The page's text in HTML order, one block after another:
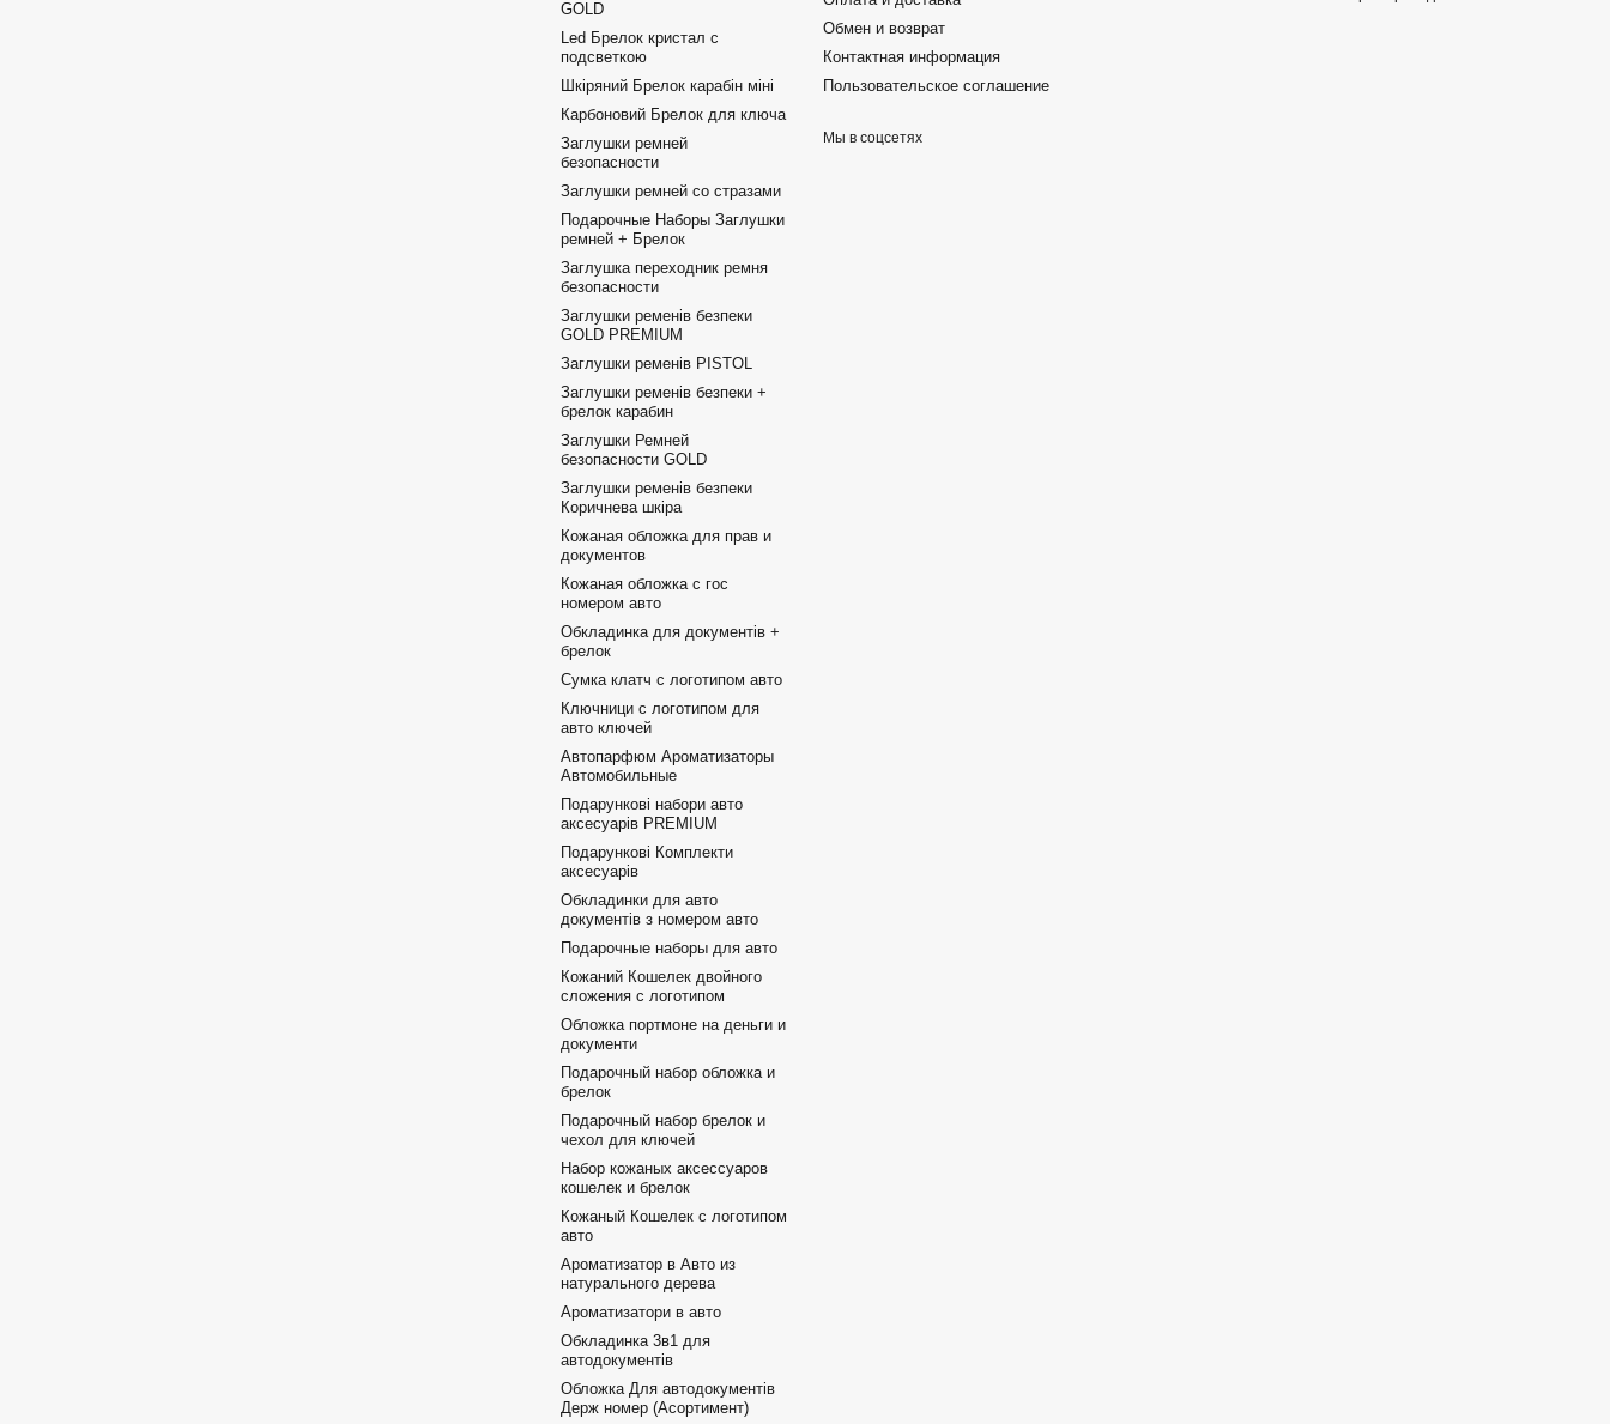
GOLD
Led Брелок кристал с
подсветкою
Шкіряний Брелок карабін міні
Карбоновий Брелок для ключа
Заглушки ремней
безопасности
Заглушки ремней со стразами
Подарочные Наборы Заглушки
ремней + Брелок
Заглушка переходник ремня
безопасности
Заглушки ременів безпеки
GOLD PREMIUM
Заглушки ременів PISTOL
Заглушки ременів безпеки +
брелок карабин
Заглушки Ремней
безопасности GOLD
Заглушки ременів безпеки
Коричнева шкіра
Кожаная обложка для прав и
документов
Кожаная обложка с гос
номером авто
Обкладинка для документів +
брелок
Сумка клатч с логотипом авто
Ключници с логотипом для
авто ключей
Автопарфюм Ароматизаторы
Автомобильные
Подарункові набори авто
аксесуарів PREMIUM
Подарункові Комплекти
аксесуарів
Обкладинки для авто
документів з номером авто
Подарочные наборы для авто
Кожаний Кошелек двойного
сложения с логотипом
Обложка портмоне на деньги и
документи
Подарочный набор обложка и
брелок
Подарочный набор брелок и
чехол для ключей
Набор кожаных аксессуаров
кошелек и брелок
Кожаный Кошелек с логотипом
авто
Ароматизатор в Авто из
натурального дерева
Ароматизатори в авто
Обкладинка 3в1 для
автодокументів
Обложка Для автодокументів
Держ номер (Асортимент)
Обмен и возврат
Контактная информация
Пользовательское соглашение
Мы в соцсетях